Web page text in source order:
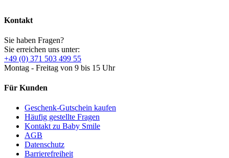
Kontakt
Sie haben Fragen?
Sie erreichen uns unter:
+49 (0) 371 503 499 55
Montag - Freitag von 9 bis 15 Uhr
Für Kunden
Geschenk-Gutschein kaufen
Häufig gestellte Fragen
Kontakt zu Baby Smile
AGB
Datenschutz
Barrierefreiheit